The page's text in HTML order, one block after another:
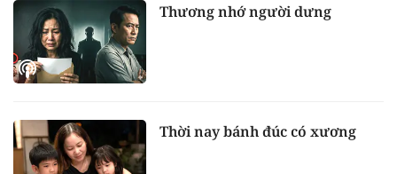
Thương nhớ người dưng
Thời nay bánh đúc có xương